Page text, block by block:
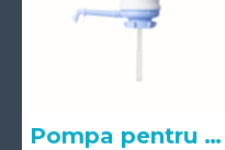
Pompa pentru butelie 19 lt. (econom)